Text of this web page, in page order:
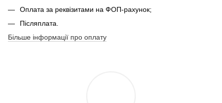
Оплата за реквізитами на ФОП-рахунок;
Післяплата.
Більше інформації про оплату